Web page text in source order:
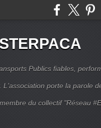
Publics fiables,
L'association porte la parole
du collectif "Réseau